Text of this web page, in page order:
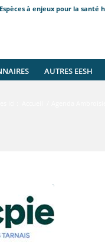
Espèces à enjeux pour la santé
AUTRES EESH